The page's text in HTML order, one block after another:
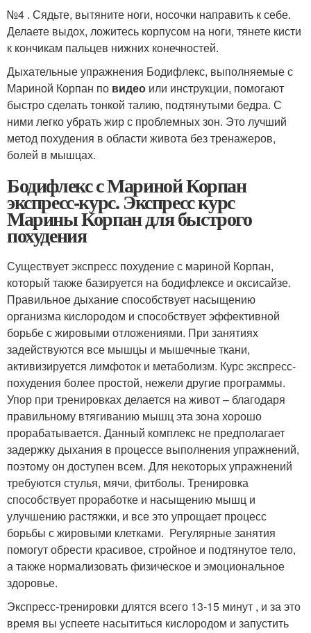
№4 . Сядьте, вытяните ноги, носочки направить к себе.
Делаете выдох, ложитесь корпусом на ноги, тянете кисти
к кончикам пальцев нижних конечностей.
Дыхательные упражнения Бодифлекс, выполняемые с
Мариной Корпан по видео или инструкции, помогают
быстро сделать тонкой талию, подтянутыми бедра. С
ними легко убрать жир с проблемных зон. Это лучший
метод похудения в области живота без тренажеров,
болей в мышцах.
Бодифлекс с Мариной Корпан
экспресс-курс. Экспресс курс
Марины Корпан для быстрого
похудения
Существует экспресс похудение с мариной Корпан,
который также базируется на бодифлексе и оксисайзе.
Правильное дыхание способствует насыщению
организма кислородом и способствует эффективной
борьбе с жировыми отложениями. При занятиях
задействуются все мышцы и мышечные ткани,
активизируется лимфоток и метаболизм. Курс экспресс-
похудения более простой, нежели другие программы.
Упор при тренировках делается на живот – благодаря
правильному втягиванию мышц эта зона хорошо
прорабатывается. Данный комплекс не предполагает
задержку дыхания в процессе выполнения упражнений,
поэтому он доступен всем. Для некоторых упражнений
требуются стулья, мячи, фитболы. Тренировка
способствует проработке и насыщению мышц и
улучшению растяжки, и все это упрощает процесс
борьбы с жировыми клетками. Регулярные занятия
помогут обрести красивое, стройное и подтянутое тело,
а также нормализовать физическое и эмоциональное
здоровье.
Экспресс-тренировки длятся всего 13-15 минут , и за это
время вы успеете насытиться кислородом и запустить